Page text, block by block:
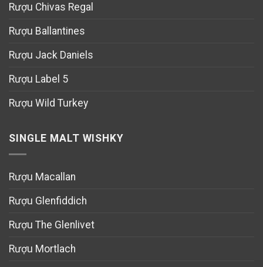
Rượu Chivas Regal
Rượu Ballantines
Rượu Jack Daniels
Rượu Label 5
Rượu Wild Turkey
SINGLE MALT WISHKY
Rượu Macallan
Rượu Glenfiddich
Rượu The Glenlivet
Rượu Mortlach